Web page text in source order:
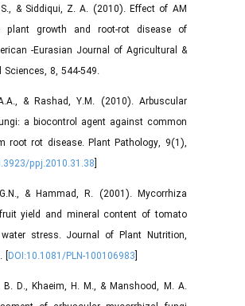
S., & Siddiqui, Z. A. (2010). Effect of AM
plant growth and root-rot disease of
-Eurasian Journal of Agricultural &
Sciences, 8, 544-549.
A.A., & Rashad, Y.M. (2010). Arbuscular
a biocontrol agent against common
root rot disease. Plant Pathology, 9(1),
ppj.2010.31.38
G.N., & Hammad, R. (2001). Mycorrhiza
fruit yield and mineral content of tomato
water stress. Journal of Plant Nutrition,
[DOI:10.1081/PLN-100106983
B. D., Khaeim, H. M., & Manshood, M. A.